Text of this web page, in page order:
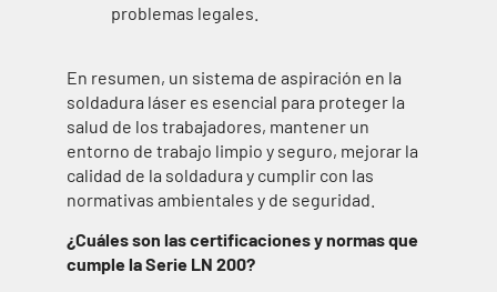
problemas legales.
En resumen, un sistema de aspiración en la
soldadura láser es esencial para proteger la
salud de los trabajadores, mantener un
entorno de trabajo limpio y seguro, mejorar la
calidad de la soldadura y cumplir con las
normativas ambientales y de seguridad.
¿Cuáles son las certificaciones y normas que
cumple la Serie LN 200?